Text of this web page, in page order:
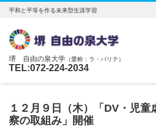
平和と平等を作る未来型生涯学習
堺 自由の泉大学 （愛称：ラ・パリテ）
TEL:072-224-2034
１２月９日（木）「DV・児童
察の取組み」開催